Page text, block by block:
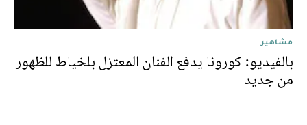
مشاهير
بالفيديو: كورونا يدفع الفنان المعتزل بلخياط للظهور
من جديد